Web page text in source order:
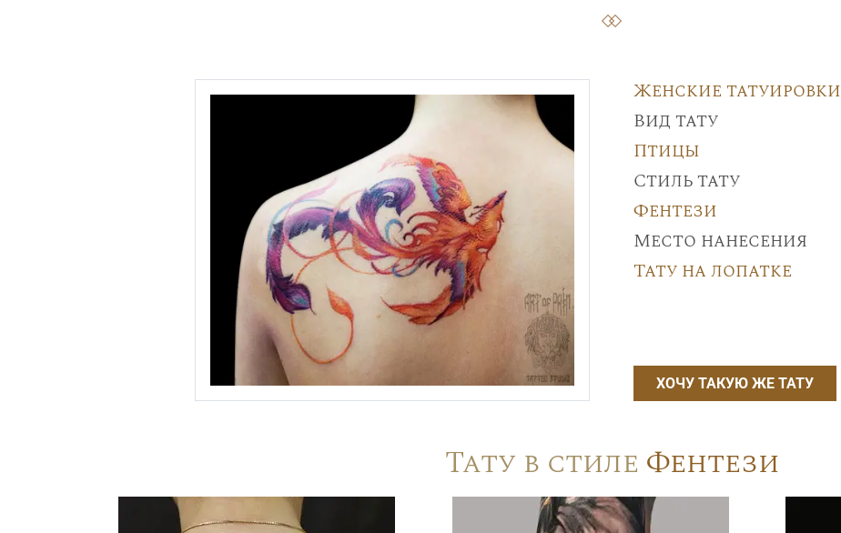
Женские татуировки
Вид тату
Птицы
Стиль тату
Фентези
Место нанесения
Тату на лопатке
ХОЧУ ТАКУЮ ЖЕ ТАТУ
Тату в стиле Фентези